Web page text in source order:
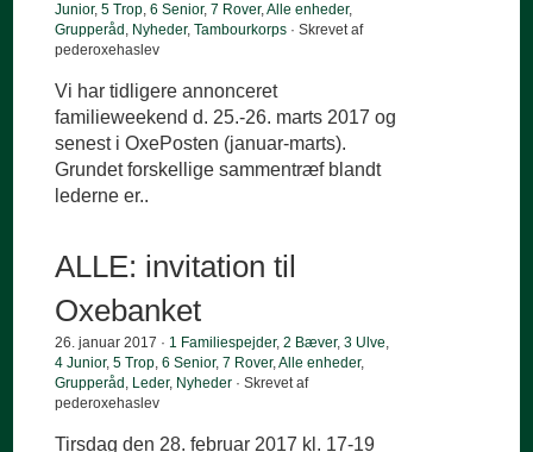
Junior,5 Trop,6 Senior,7 Rover,Alle enheder,
Grupperåd , Nyheder,Tambourkorps · Skrevet af
pederoxehaslev
Vi har tidligere annonceret
familieweekend d. 25.-26. marts 2017 og
senest i OxePosten (januar-marts).
Grundet forskellige sammentræf blandt
lederne er..
ALLE: invitation til
Oxebanket
26. januar 2017 · 1 Familiespejder,2 Bæver,3 Ulve,
4 Junior,5 Trop,6 Senior,7 Rover,Alle enheder,
Grupperåd , Leder, Nyheder · Skrevet af
pederoxehaslev
Tirsdag den 28. februar 2017 kl. 17-19